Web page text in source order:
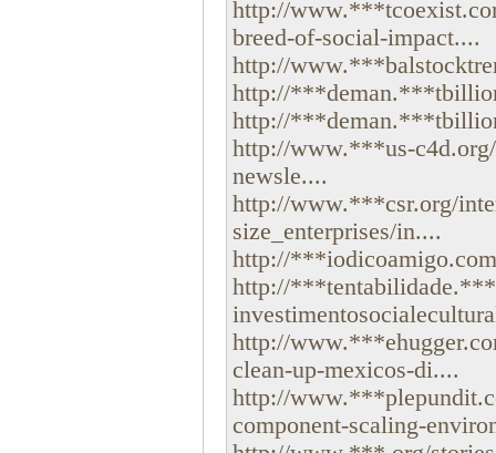
http://
breed-of-social-impact....
http://
http://
http://
http://www.***us-c4d.org/
newsle....
http://www.***csr.org/
size_enterprises/in....
http://
http://
http://
clean-up-mexicos-di....
http://
component-scaling-